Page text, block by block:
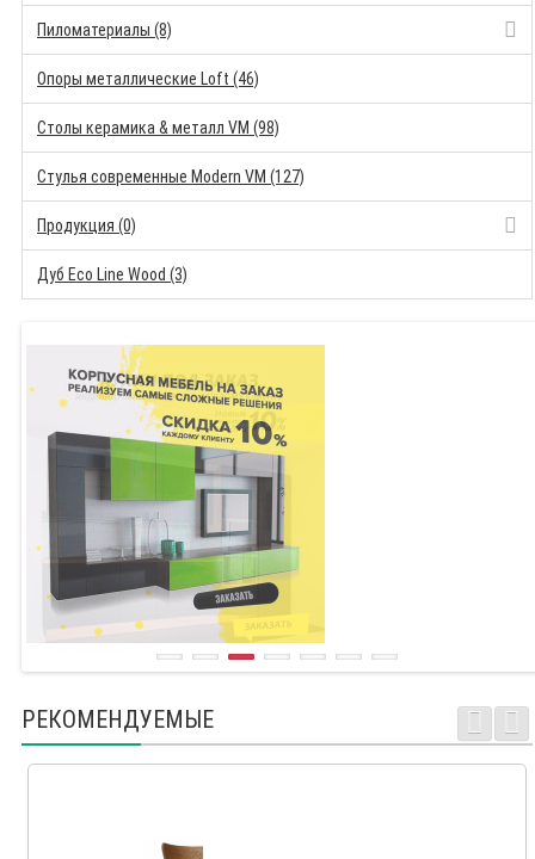
Пиломатериалы (8)
Опоры металлические Loft (46)
Столы керамика & металл VM (98)
Стулья современные Modern VM (127)
Продукция (0)
Дуб Eco Line Wood (3)
РЕКОМЕНДУЕМЫЕ